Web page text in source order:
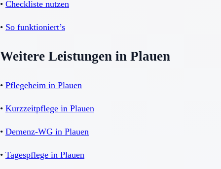
• Checkliste nutzen
• So funktioniert’s
Weitere Leistungen in Plauen
• Pflegeheim in Plauen
• Kurzzeitpflege in Plauen
• Demenz-WG in Plauen
• Tagespflege in Plauen